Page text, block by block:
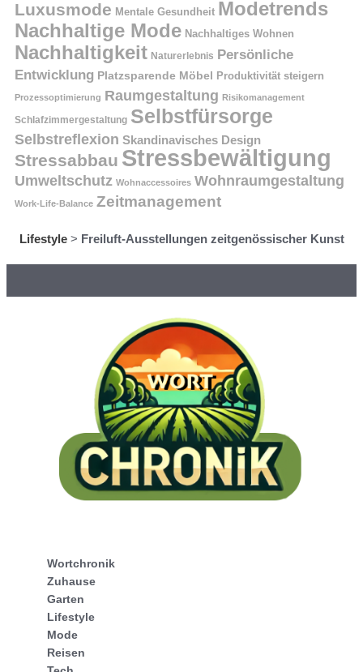
Luxusmode Mentale Gesundheit Modetrends
Nachhaltige Mode Nachhaltiges Wohnen
Nachhaltigkeit Naturerlebnis Persönliche
Entwicklung Platzsparende Möbel Produktivität steigern
Prozessoptimierung Raumgestaltung Risikomanagement
Schlafzimmergestaltung Selbstfürsorge
Selbstreflexion Skandinavisches Design
Stressabbau Stressbewältigung
Umweltschutz Wohnaccessoires Wohnraumgestaltung
Work-Life-Balance Zeitmanagement
Lifestyle> Freiluft-Ausstellungen zeitgenössischer Kunst
Wortchronik
Zuhause
Garten
Lifestyle
Mode
Reisen